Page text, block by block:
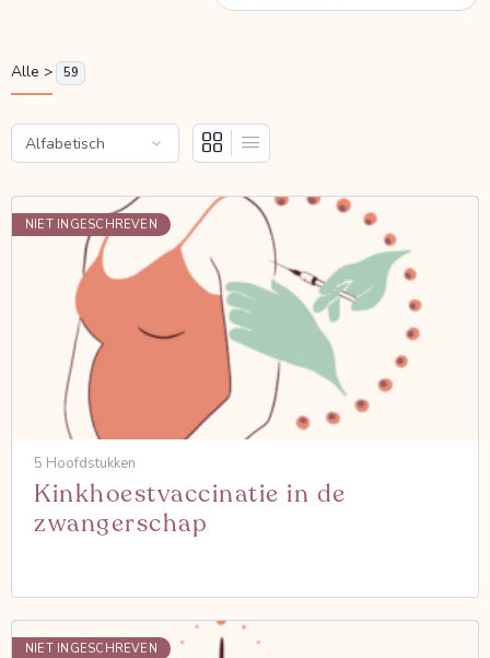
Alle > 59
NIET INGESCHREVEN
5 Hoofdstukken
Kinkhoestvaccinatie in de
zwangerschap
NIET INGESCHREVEN